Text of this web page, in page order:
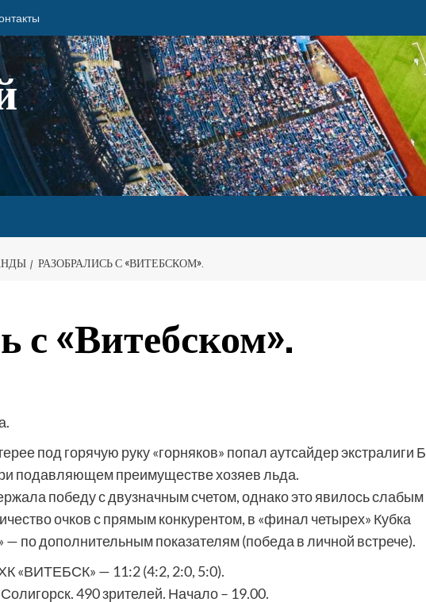
РАЗОБРАЛИСЬ С «ВИТЕБСКОМ».
с «Витебском».
под горячую руку «горняков» попал аутсайдер экстралиги Б
подавляющем преимуществе хозяев льда.
победу с двузначным счетом, однако это явилось слабым
очков с прямым конкурентом, в «финал четырех» Кубка
по дополнительным показателям (победа в личной встрече).
— 11:2 (4:2, 2:0, 5:0).
490 зрителей. Начало – 19.00.